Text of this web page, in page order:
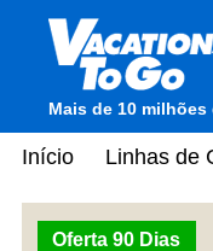
Mais de 10
Início Linhas de
Oferta 90 Dias